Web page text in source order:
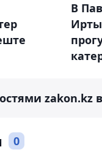
В
zakon.kz
0